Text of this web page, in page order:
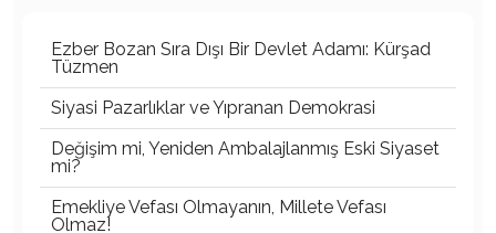
Ezber Bozan Sıra Dışı Bir Devlet Adamı: Kürşad
Tüzmen
Siyasi Pazarlıklar ve Yıpranan Demokrasi
Değişim mi, Yeniden Ambalajlanmış Eski Siyaset
mi?
Emekliye Vefası Olmayanın, Millete Vefası
Olmaz!